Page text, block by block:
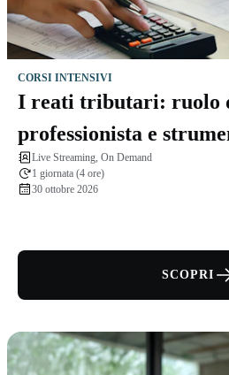
CORSI INTENSIVI
I reati tributari: ruolo
professionista e
Live Streaming, On Demand
1 giornata (4 ore)
30 ottobre 2026
SCOPRI